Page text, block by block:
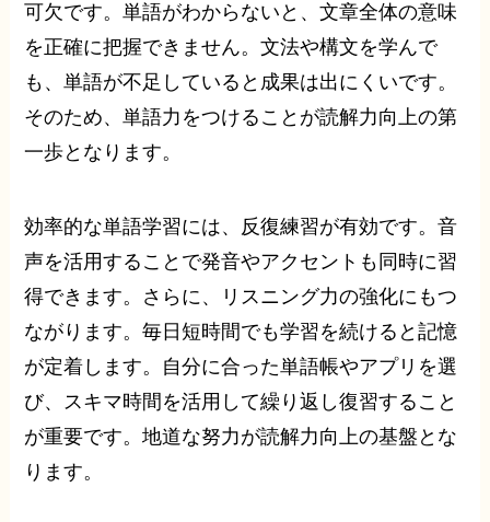
可欠です。単語がわからないと、文章全体の意味
を正確に把握できません。文法や構文を学んで
も、単語が不足していると成果は出にくいです。
そのため、単語力をつけることが読解力向上の第
一歩となります。
効率的な単語学習には、反復練習が有効です。音
声を活用することで発音やアクセントも同時に習
得できます。さらに、リスニング力の強化にもつ
ながります。毎日短時間でも学習を続けると記憶
が定着します。自分に合った単語帳やアプリを選
び、スキマ時間を活用して繰り返し復習すること
が重要です。地道な努力が読解力向上の基盤とな
ります。